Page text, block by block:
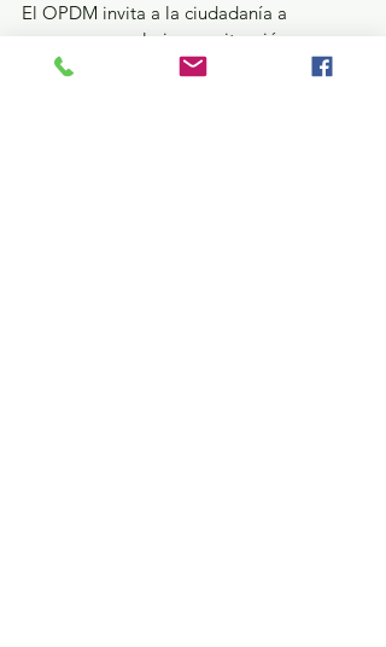
El OPDM invita a la ciudadanía a
acercarse, regularizar su situación y
sumarse a una cultura de